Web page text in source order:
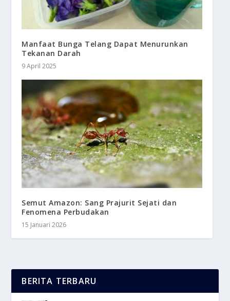
Manfaat Bunga Telang Dapat Menurunkan
Tekanan Darah
9 April 2025
Semut Amazon: Sang Prajurit Sejati dan
Fenomena Perbudakan
15 Januari 2026
BERITA TERBARU